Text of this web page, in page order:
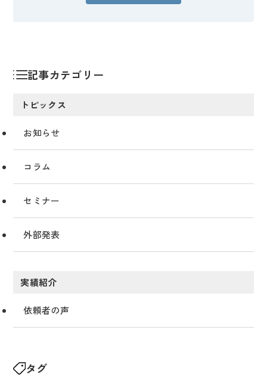
記事カテゴリー
トピックス
お知らせ
コラム
セミナー
外部発表
実績紹介
依頼者の声
タグ